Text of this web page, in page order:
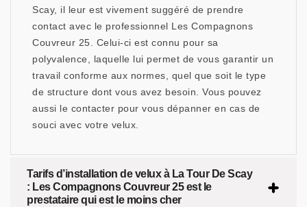
Scay, il leur est vivement suggéré de prendre
contact avec le professionnel Les Compagnons
Couvreur 25. Celui-ci est connu pour sa
polyvalence, laquelle lui permet de vous garantir un
travail conforme aux normes, quel que soit le type
de structure dont vous avez besoin. Vous pouvez
aussi le contacter pour vous dépanner en cas de
souci avec votre velux.
Tarifs d’installation de velux à La Tour De Scay
: Les Compagnons Couvreur 25 est le
prestataire qui est le moins cher